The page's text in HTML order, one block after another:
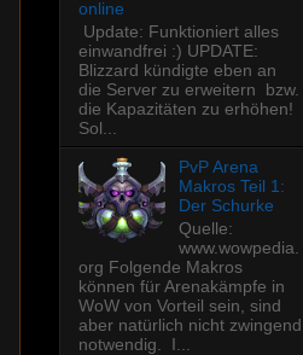
online
Update: Funktioniert alles
einwandfrei :) UPDATE:
Blizzard kündigte eben an
die Server zu erweitern bzw.
die Kapazitäten zu erhöhen!
Sol...
PvP Arena
Makros Teil 1:
Der Schurke
Quelle:
www.wowpedia.
org Folgende Makros
können für Arenakämpfe in
WoW von Vorteil sein, sind
aber natürlich nicht zwingend
notwendig. I...